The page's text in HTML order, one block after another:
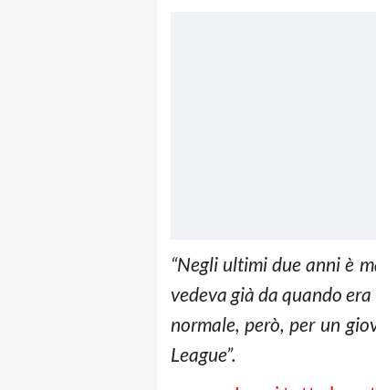
“Negli ultimi due anni è
vedeva già da quando
normale, però, per un
League”.